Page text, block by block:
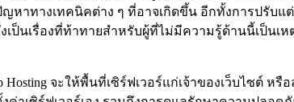
หาทางเทคนิคต่าง ๆ ที่อาจเกิดขึ้น อีกทั้งการปรับแต่
ป็นเรื่องที่ท้าทายสำหรับผู้ที่ไม่มีความรู้ด้านนี้เป็นเหตุ
Hosting จะให้พื้นที่เซิร์ฟเวอร์แก่เจ้าของเว็บไซต์ ห